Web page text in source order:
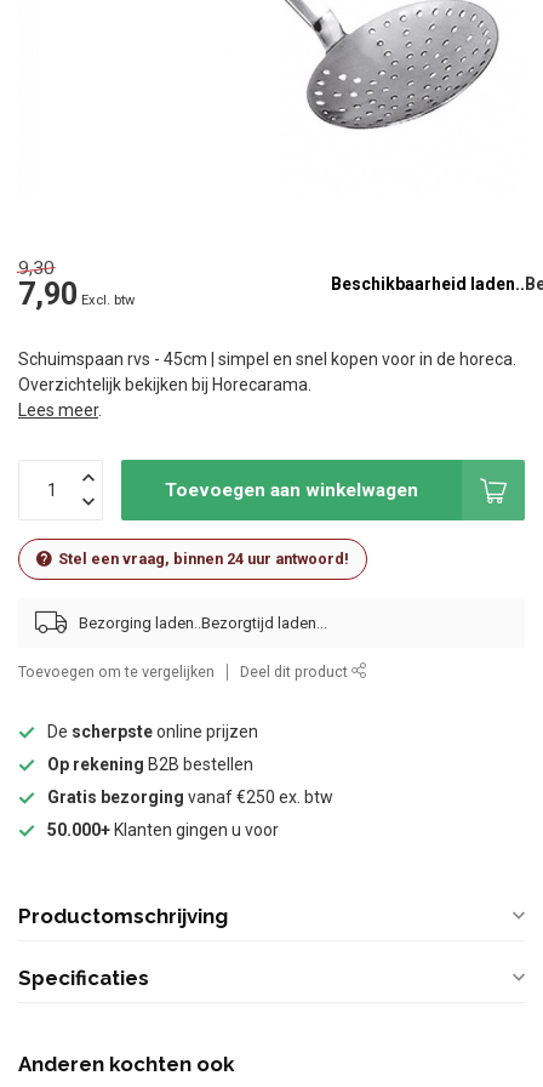
9,30
7,90 Excl. btw
Beschikbaarheid laden..
Schuimspaan rvs - 45cm | simpel en snel kopen voor in de horeca.
Overzichtelijk bekijken bij Horecarama.
Lees meer.
Toevoegen aan winkelwagen
Stel een vraag, binnen 24 uur antwoord!
Bezorging laden..
Toevoegen om te vergelijken Deel dit product
De scherpsteonline prijzen
Op rekening B2B bestellen
Gratis bezorging vanaf €250 ex. btw
50.000+ Klanten gingen u voor
Productomschrijving
Specificaties
Anderen kochten ook